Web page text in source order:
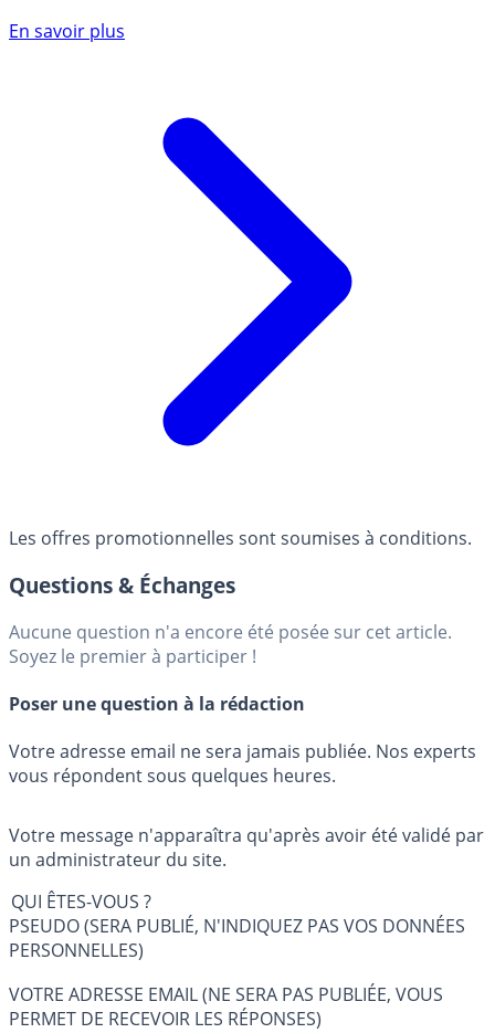
En savoir plus
Les offres promotionnelles sont soumises à conditions.
Questions & Échanges
Aucune question n'a encore été posée sur cet article.
Soyez le premier à participer !
Poser une question à la rédaction
Votre adresse email ne sera jamais publiée. Nos experts
vous répondent sous quelques heures.
Votre message n'apparaîtra qu'après avoir été validé par
un administrateur du site.
QUI ÊTES-VOUS ?
PSEUDO (SERA PUBLIÉ, N'INDIQUEZ PAS VOS DONNÉES
PERSONNELLES)
VOTRE ADRESSE EMAIL (NE SERA PAS PUBLIÉE, VOUS
PERMET DE RECEVOIR LES RÉPONSES)